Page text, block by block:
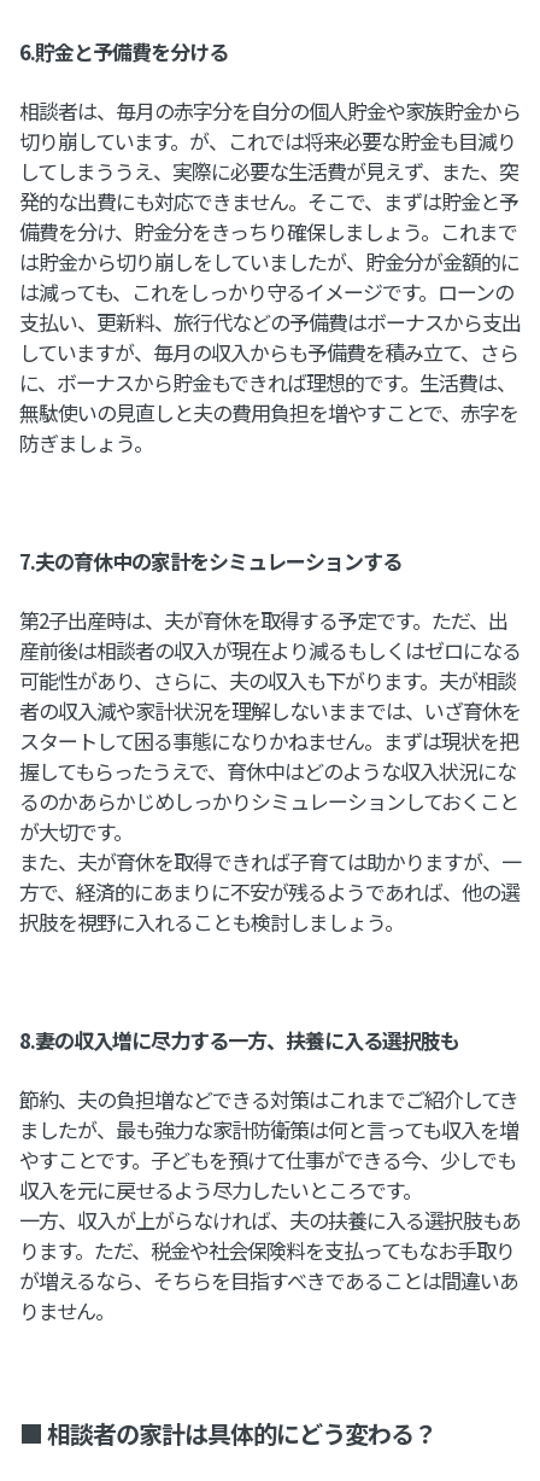
6.貯金と予備費を分ける
相談者は、毎月の赤字分を自分の個人貯金や家族貯金から
切り崩しています。が、これでは将来必要な貯金も目減り
してしまううえ、実際に必要な生活費が見えず、また、突
発的な出費にも対応できません。そこで、まずは貯金と予
備費を分け、貯金分をきっちり確保しましょう。これまで
は貯金から切り崩しをしていましたが、貯金分が金額的に
は減っても、これをしっかり守るイメージです。ローンの
支払い、更新料、旅行代などの予備費はボーナスから支出
していますが、毎月の収入からも予備費を積み立て、さら
に、ボーナスから貯金もできれば理想的です。生活費は、
無駄使いの見直しと夫の費用負担を増やすことで、赤字を
防ぎましょう。
7.夫の育休中の家計をシミュレーションする
第2子出産時は、夫が育休を取得する予定です。ただ、出
産前後は相談者の収入が現在より減るもしくはゼロになる
可能性があり、さらに、夫の収入も下がります。夫が相談
者の収入減や家計状況を理解しないままでは、いざ育休を
スタートして困る事態になりかねません。まずは現状を把
握してもらったうえで、育休中はどのような収入状況にな
るのかあらかじめしっかりシミュレーションしておくこと
が大切です。
また、夫が育休を取得できれば子育ては助かりますが、一
方で、経済的にあまりに不安が残るようであれば、他の選
択肢を視野に入れることも検討しましょう。
8.妻の収入増に尽力する一方、扶養に入る選択肢も
節約、夫の負担増などできる対策はこれまでご紹介してき
ましたが、最も強力な家計防衛策は何と言っても収入を増
やすことです。子どもを預けて仕事ができる今、少しでも
収入を元に戻せるよう尽力したいところです。
一方、収入が上がらなければ、夫の扶養に入る選択肢もあ
ります。ただ、税金や社会保険料を支払ってもなお手取り
が増えるなら、そちらを目指すべきであることは間違いあ
りません。
■ 相談者の家計は具体的にどう変わる？